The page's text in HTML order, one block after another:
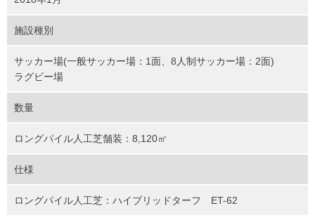
施設種別
サッカー場(一般サッカー場：1面、8人制サッカー場：2面)
ラグビー場
数量
ロングパイル人工芝舗装：8,120㎡
仕様
ロングパイル人工芝：ハイブリッドターフ ET-62